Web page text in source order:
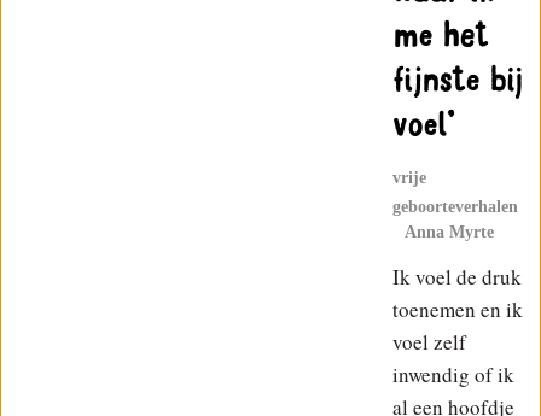
me het
fijnste bij
voel’
vrije
geboorteverhalen
Anna Myrte
Ik voel de druk
toenemen en ik
voel zelf
inwendig of ik
al een hoofdje